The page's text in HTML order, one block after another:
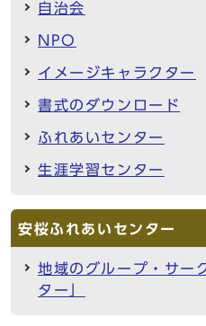
自治会
NPO
イメージキャラクター
書式のダウンロード
ふれあいセンター
生涯学習センター
安桜ふれあいセンター
地域のグループ・サー
ター」